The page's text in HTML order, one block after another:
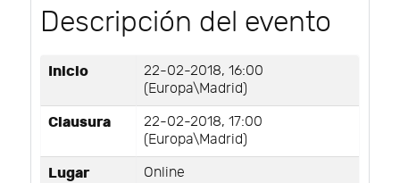
Descripción del evento
Inicio
22-02-2018, 16:00
(Europa\Madrid)
Clausura
22-02-2018, 17:00
(Europa\Madrid)
Lugar Online